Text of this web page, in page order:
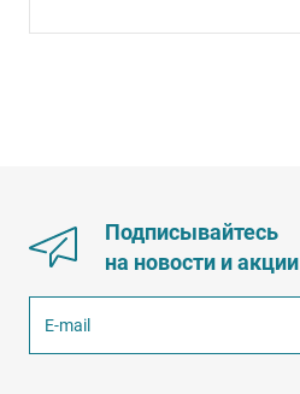
Подписывайтесь
на новости и акции